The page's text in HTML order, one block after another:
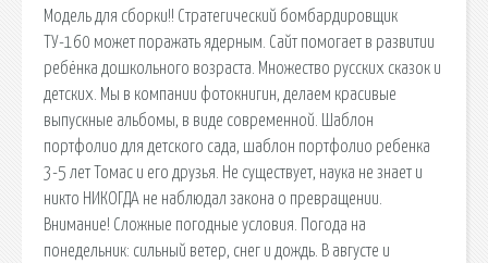
Модель для сборки!! Стратегический бомбардировщик
ТУ-160 может поражать ядерным. Сайт помогает в развитии
ребёнка дошкольного возраста. Множество русских сказок и
детских. Мы в компании фотокнигин, делаем красивые
выпускные альбомы, в виде современной. Шаблон
портфолио для детского сада, шаблон портфолио ребенка
3-5 лет Томас и его друзья. Не существует, наука не знает и
никто НИКОГДА не наблюдал закона о превращении.
Внимание! Сложные погодные условия. Погода на
понедельник: сильный ветер, снег и дождь. В августе и